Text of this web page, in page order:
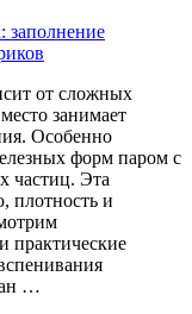
от сложных
занимает
Особенно
форм паром с
частиц. Эта
плотность и
практические
…